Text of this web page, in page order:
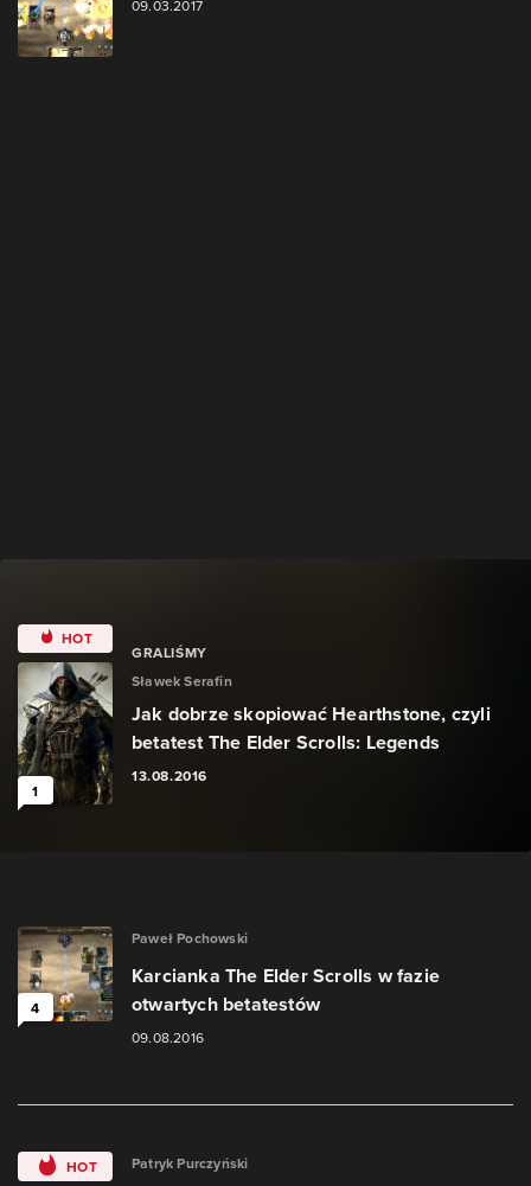
09.03.2017
HOT
1
GRALIŚMY
Sławek Serafin
Jak dobrze skopiować Hearthstone, czyli
betatest The Elder Scrolls: Legends
13.08.2016
4
Paweł Pochowski
Karcianka The Elder Scrolls w fazie
otwartych betatestów
09.08.2016
HOT Patryk Purczyński